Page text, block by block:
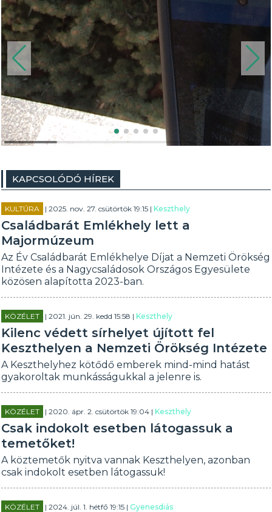
KAPCSOLÓDÓ HÍREK
KULTÚRA | 2025. nov. 27. csütörtök 19:15 |Keszthely
Családbarát Emlékhely lett a
Majormúzeum
Az Év Családbarát Emlékhelye Díjat a Nemzeti Örökség
Intézete és a Nagycsaládosok Országos Egyesülete
közösen alapította 2023-ban.
KÖZÉLET | 2021. jún. 29. kedd 15:58 |Keszthely
Kilenc védett sírhelyet újított fel
Keszthelyen a Nemzeti Örökség Intézete
A Keszthelyhez kötődő emberek mind-mind hatást
gyakoroltak munkásságukkal a jelenre is.
KÖZÉLET | 2020. ápr. 2. csütörtök 19:04 |Keszthely
Csak indokolt esetben látogassuk a
temetőket!
A köztemetők nyitva vannak Keszthelyen, azonban
csak indokolt esetben látogassuk!
KÖZÉLET | 2024. júl. 1. hétfő 19:15 |Gyenesdiás